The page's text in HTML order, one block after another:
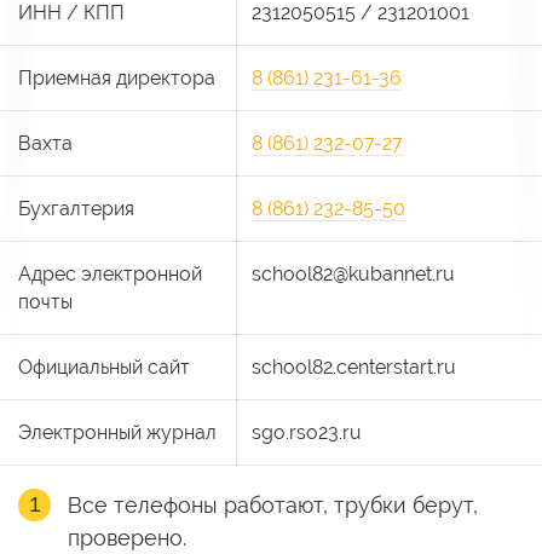
ИНН / КПП 2312050515 / 231201001
Приемная директора 8 (861) 231-61-36
Вахта 8 (861) 232-07-27
Бухгалтерия 8 (861) 232-85-50
Адрес электронной
почты
school82@kubannet.ru
Официальный сайт school82.centerstart.ru
Электронный журнал sgo.rso23.ru
Все телефоны работают, трубки берут,
проверено.